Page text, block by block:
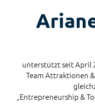
unterstützt seit April
Team Attraktionen
„Entrepreneurship &